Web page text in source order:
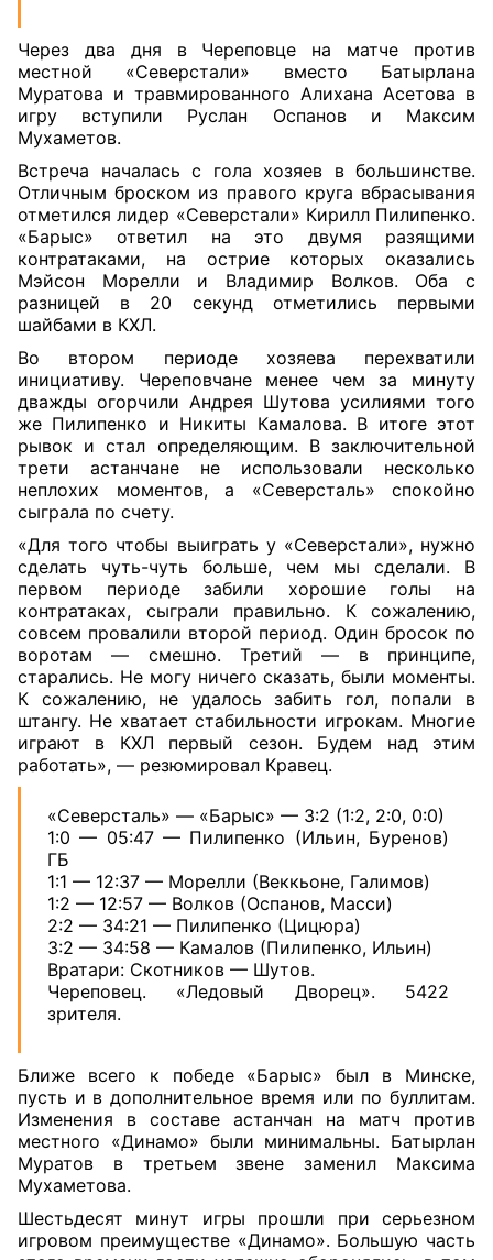
Через два дня в Череповце на матче против
местной «Северстали» вместо Батырлана
Муратова и травмированного Алихана Асетова в
игру вступили Руслан Оспанов и Максим
Мухаметов.
Встреча началась с гола хозяев в большинстве.
Отличным броском из правого круга вбрасывания
отметился лидер «Северстали» Кирилл Пилипенко.
«Барыс» ответил на это двумя разящими
контратаками, на острие которых оказались
Мэйсон Морелли и Владимир Волков. Оба с
разницей в 20 секунд отметились первыми
шайбами в КХЛ.
Во втором периоде хозяева перехватили
инициативу. Череповчане менее чем за минуту
дважды огорчили Андрея Шутова усилиями того
же Пилипенко и Никиты Камалова. В итоге этот
рывок и стал определяющим. В заключительной
трети астанчане не использовали несколько
неплохих моментов, а «Северсталь» спокойно
сыграла по счету.
«Для того чтобы выиграть у «Северстали», нужно
сделать чуть-чуть больше, чем мы сделали. В
первом периоде забили хорошие голы на
контратаках, сыграли правильно. К сожалению,
совсем провалили второй период. Один бросок по
воротам — смешно. Третий — в принципе,
старались. Не могу ничего сказать, были моменты.
К сожалению, не удалось забить гол, попали в
штангу. Не хватает стабильности игрокам. Многие
играют в КХЛ первый сезон. Будем над этим
работать», — резюмировал Кравец.
«Северсталь» — «Барыс» — 3:2 (1:2, 2:0, 0:0)
1:0 — 05:47 — Пилипенко (Ильин, Буренов)
ГБ
1:1 — 12:37 — Морелли (Веккьоне, Галимов)
1:2 — 12:57 — Волков (Оспанов, Масси)
2:2 — 34:21 — Пилипенко (Цицюра)
3:2 — 34:58 — Камалов (Пилипенко, Ильин)
Вратари: Скотников — Шутов.
Череповец. «Ледовый Дворец». 5422
зрителя.
Ближе всего к победе «Барыс» был в Минске,
пусть и в дополнительное время или по буллитам.
Изменения в составе астанчан на матч против
местного «Динамо» были минимальны. Батырлан
Муратов в третьем звене заменил Максима
Мухаметова.
Шестьдесят минут игры прошли при серьезном
игровом преимуществе «Динамо». Большую часть